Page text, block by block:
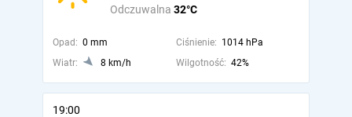
Odczuwalna 32°C
Opad: 0 mm Ciśnienie: 1014 hPa
Wiatr:
8 km/h Wilgotność: 42%
19:00